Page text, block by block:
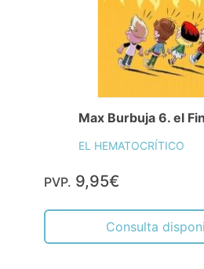
Max Burbuja 6. el
EL HEMATOCRÍTICO
PVP. 9,95€
Consulta